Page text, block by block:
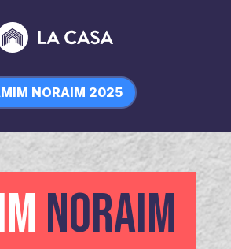
NORAIM 2025
NORAIM